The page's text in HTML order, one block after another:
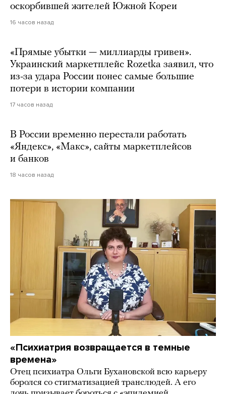
оскорбившей жителей Южной Кореи
16 часов назад
«Прямые убытки — миллиарды гривен».
Украинский маркетплейс Rozetka заявил, что
из-за удара России понес самые большие
потери в истории компании
17 часов назад
В России временно перестали работать
«Яндекс», «Макс», сайты маркетплейсов
и банков
18 часов назад
«Психиатрия возвращается в темные
времена»
Отец психиатра Ольги Бухановской всю карьеру
боролся со стигматизацией транслюдей. А его